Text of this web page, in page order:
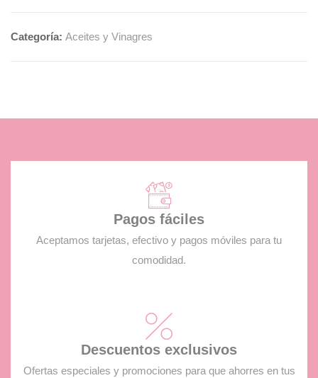
Categoría: Aceites y Vinagres
Pagos fáciles
Aceptamos tarjetas, efectivo y pagos móviles para tu
comodidad.
Descuentos exclusivos
Ofertas especiales y promociones para que ahorres en tus